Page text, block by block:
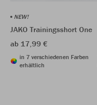
NEW!
JAKO Trainingsshort One
ab 17,99 €
in 7 verschiedenen Farben
erhältlich